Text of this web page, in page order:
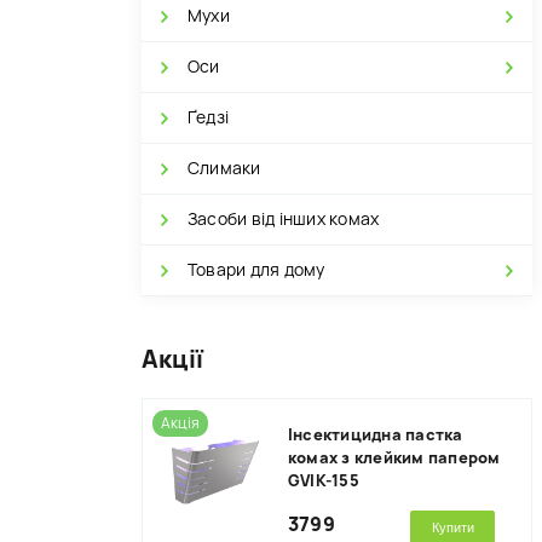
Мухи
Оси
Ґедзі
Слимаки
Засоби від інших комах
Товари для дому
Акції
Акція
Інсектицидна пастка
комах з клейким папером
GVIK-155
3799
Купити